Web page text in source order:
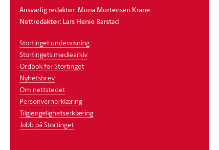
Ansvarlig redaktør: Mona Mortensen Krane
Nettredaktør: Lars Henie Barstad
Stortinget undervisning
Stortingets mediearkiv
Ordbok for Stortinget
Nyhetsbrev
Om nettstedet
Personvernerklæring
Tilgjengelighetserklæring
Jobb på Stortinget